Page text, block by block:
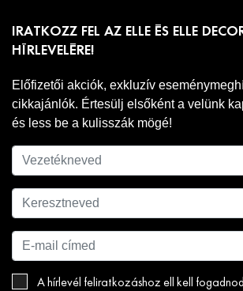
IRATKOZZ FEL AZ ELLE ÉS ELLE
HÍRLEVELÉRE!
Előfizetői akciók, exkluzív
cikkajánlók. Értesülj elsőként a velünk
és less be a kulisszák mögé!
A hírlevél feliratkozáshoz ell kell